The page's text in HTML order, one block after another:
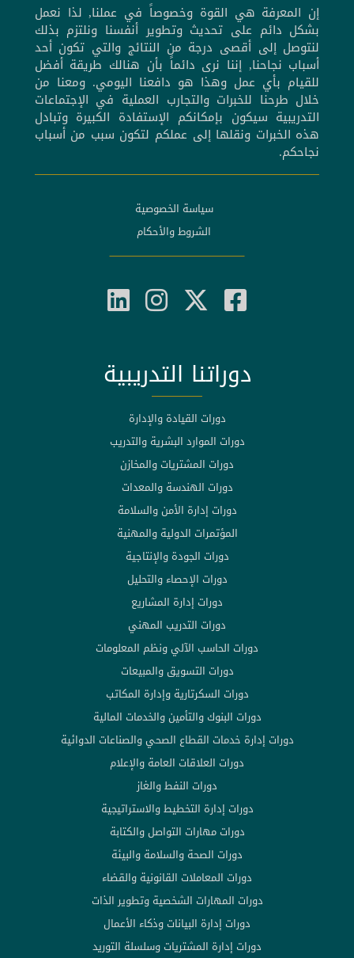
إن المعرفة هي القوة وخصوصاً في عملنا, لذا نعمل
بشكل دائم على تحديث وتطوير أنفسنا ونلتزم بذلك
لنتوصل إلى أقصى درجة من النتائج والتي تكون أحد
أسباب نجاحنا, إننا نرى دائماً بأن هنالك طريقة أفضل
للقيام بأي عمل وهذا هو دافعنا اليومي. ومعنا من
خلال طرحنا للخبرات والتجارب العملية في الإجتماعات
التدريبية سيكون بإمكانكم الإستفادة الكبيرة وتبادل
هذه الخبرات ونقلها إلى عملكم لتكون سبب من أسباب
نجاحكم.
سياسة الخصوصية
الشروط والأحكام
دوراتنا التدريبية
دورات القيادة والإدارة
دورات الموارد البشرية والتدريب
دورات المشتريات والمخازن
دورات الهندسة والمعدات
دورات إدارة الأمن والسلامة
المؤتمرات الدولية والمهنية
دورات الجودة والإنتاجية
دورات الإحصاء والتحليل
دورات إدارة المشاريع
دورات التدريب المهني
دورات الحاسب الآلي ونظم المعلومات
دورات التسويق والمبيعات
دورات السكرتارية وإدارة المكاتب
دورات البنوك والتأمين والخدمات المالية
دورات إدارة خدمات القطاع الصحي والصناعات الدوائية
دورات العلاقات العامة والإعلام
دورات النفط والغاز
دورات إدارة التخطيط والاستراتيجية
دورات مهارات التواصل والكتابة
دورات الصحة والسلامة والبيئة
دورات المعاملات القانونية والقضاء
دورات المهارات الشخصية وتطوير الذات
دورات إدارة البيانات وذكاء الأعمال
دورات إدارة المشتريات وسلسلة التوريد